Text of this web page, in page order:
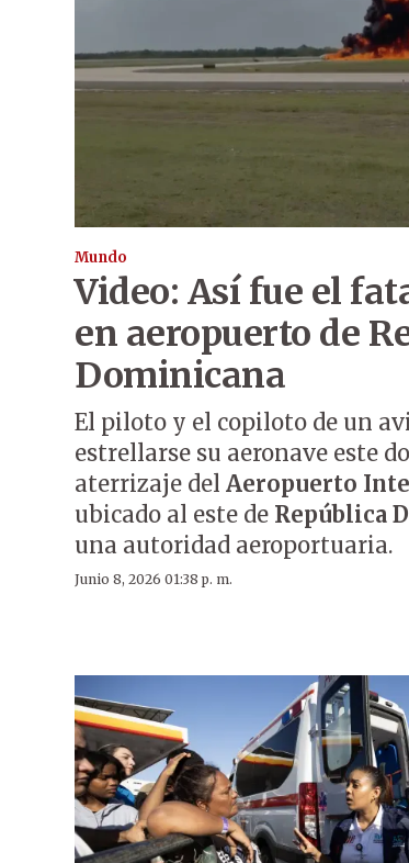
Mundo
Video: Así fue el
en aeropuerto de
Dominicana
El piloto y el copiloto de un
estrellarse su aeronave este
aterrizaje del Aeropuerto
ubicado al este de República
una autoridad aeroportuaria.
Junio 8, 2026 01:38 p. m.